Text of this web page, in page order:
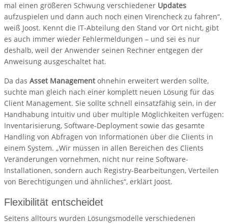
mal einen größeren Schwung verschiedener Updates
aufzuspielen und dann auch noch einen Virencheck zu fahren“,
weiß Joost. Kennt die IT-Abteilung den Stand vor Ort nicht, gibt
es auch immer wieder Fehlermeldungen – und sei es nur
deshalb, weil der Anwender seinen Rechner entgegen der
Anweisung ausgeschaltet hat.
Da das Asset Managementohnehin erweitert werden sollte,
suchte man gleich nach einer komplett neuen Lösung für das
Client Management. Sie sollte schnell einsatzfähig sein, in der
Handhabung intuitiv und über multiple Möglichkeiten verfügen:
Inventarisierung, Software-Deployment sowie das gesamte
Handling von Abfragen von Informationen über die Clients in
einem System. „Wir müssen in allen Bereichen des Clients
Veränderungen vornehmen, nicht nur reine Software-
Installationen, sondern auch Registry-Bearbeitungen, Verteilen
von Berechtigungen und ähnliches“, erklärt Joost.
Flexibilität entscheidet
Seitens alltours wurden Lösungsmodelle verschiedenen